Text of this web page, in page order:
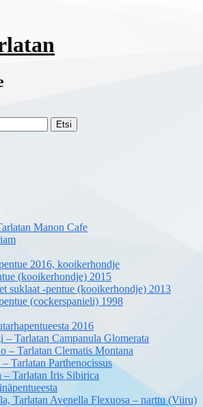
Manon Cafe
2016, kooikerhondje
(kooikerhondje) 2015
suklaat -pentue (kooikerhondje) 2013
(cockerspanieli) 1998
2016
– Tarlatan Campanula Glomerata
– Tarlatan Clematis Montana
Tarlatan Parthenocissus
– Tarlatan Iris Sibirica
Tarlatan Avenella Flexuosa – narttu (Viiru)